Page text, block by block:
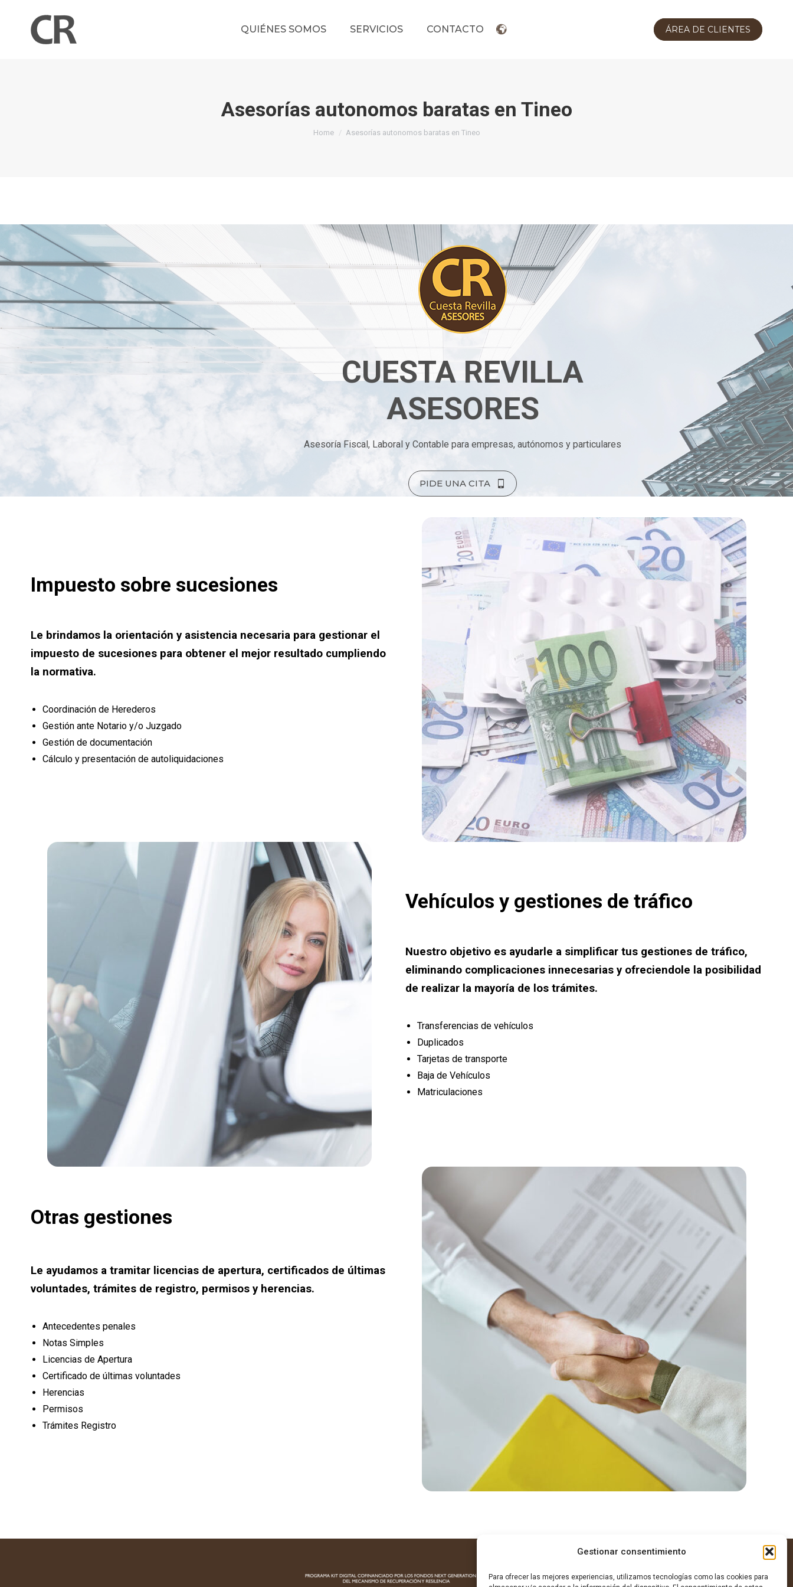
Gestionar consentimiento
Para ofrecer las mejores experiencias, utilizamos tecnologías como las cookies para
QUIÉNES SOMOS SERVICIOS CONTACTO ÁREA DE CLIENTES
Asesorías autonomos baratas en Tineo
You are here:
Home Asesorías autonomos baratas en Tineo
CUESTA REVILLA
ASESORES
Asesoría Fiscal, Laboral y Contable para empresas, autónomos y particulares
PIDE UNA CITA
Impuesto sobre sucesiones
Le brindamos la orientación y asistencia necesaria para gestionar el
impuesto de sucesiones para obtener el mejor resultado cumpliendo
la normativa.
Coordinación de Herederos
Gestión ante Notario y/o Juzgado
Gestión de documentación
Cálculo y presentación de autoliquidaciones
Vehículos y gestiones de tráfico
Nuestro objetivo es ayudarle a simplificar tus gestiones de tráfico,
eliminando complicaciones innecesarias y ofreciendole la posibilidad
de realizar la mayoría de los trámites.
Transferencias de vehículos
Duplicados
Tarjetas de transporte
Baja de Vehículos
Matriculaciones
Otras gestiones
Le ayudamos a tramitar licencias de apertura, certificados de últimas
voluntades, trámites de registro, permisos y herencias.
Antecedentes penales
Notas Simples
Licencias de Apertura
Certificado de últimas voluntades
Herencias
Permisos
Trámites Registro